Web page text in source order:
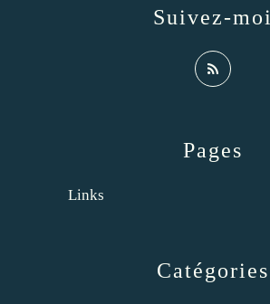
Catégories
Pages
Links
Suivez-moi